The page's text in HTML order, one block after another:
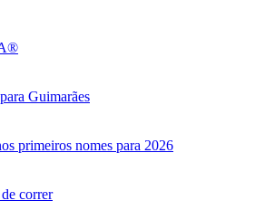
Guimarães
primeiros nomes para 2026
correr